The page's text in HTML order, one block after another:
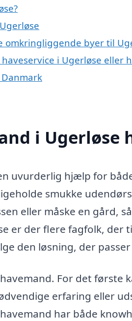
omkringliggende byer til
i Ugerløse eller
i Ugerløse
uvurderlig hjælp for
smukke
eller måske en gård,
er der flere fagfolk, der
den løsning, der
For det første
erfaring eller
har både